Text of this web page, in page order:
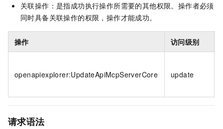
关联操作：是指成功执行操作所需要的其他权限。操作者必须
同时具备关联操作的权限，操作才能成功。
操作 访问级别
openapiexplorer:UpdateApiMcpServerCore update
请求语法